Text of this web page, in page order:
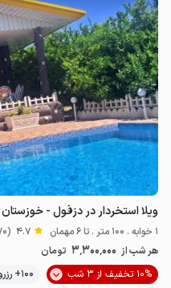
ویلا استخردار در دزفول - خوزستان
1 خوابه . 100 متر . تا 6 مهمان 4.7 (70 نظر)
هر شب از 3٬300٬000 تومان
10% تخفیف از 3 شب
100+ رزرو موفق